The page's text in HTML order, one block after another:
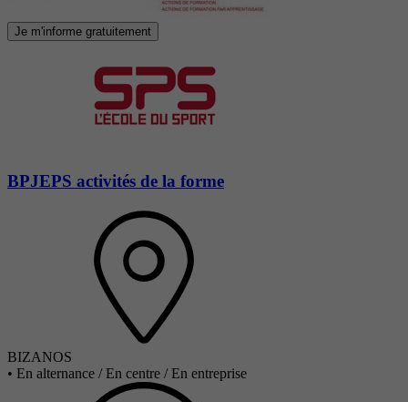
Je m'informe gratuitement
BPJEPS activités de la forme
BIZANOS
• En alternance / En centre / En entreprise